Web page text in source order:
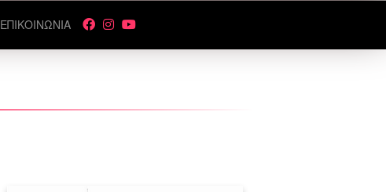
ΕΠΙΚΟΙΝΩΝΙΑ